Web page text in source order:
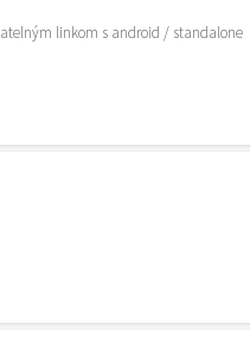
linkom s android / standalone